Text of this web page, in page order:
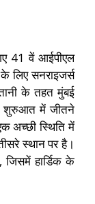
41 वें आईपीएल
लिए सनराइजर्स
के तहत मुंबई
शुरुआत में जीतने
अच्छी स्थिति में
स्थान पर है।
जिसमें हार्डिक के